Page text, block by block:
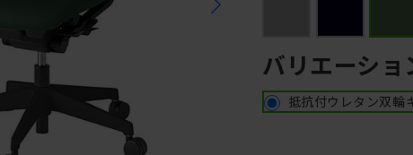
バリエーショ
抵抗付ウレタン双輪